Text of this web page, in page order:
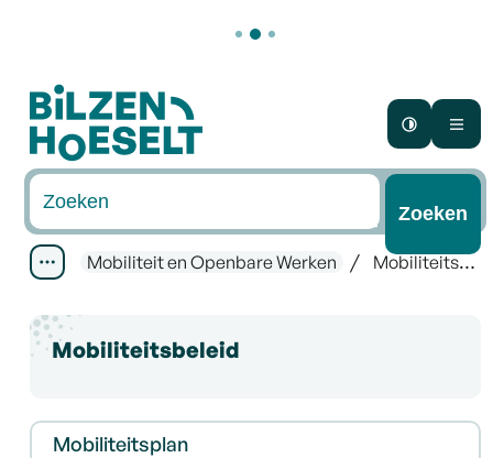
Bilzen-Hoeselt
Waarmee kunnen we jou helpen?
Zoeken
Hoog
Toon alle broodkruimel items
Mobiliteit en Openbare Werken Mobiliteitsbeleid
Mobiliteitsbeleid
Thema's
Mobiliteitsplan